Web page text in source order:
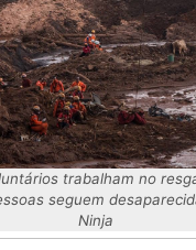
trabalham no
seguem
Ninja